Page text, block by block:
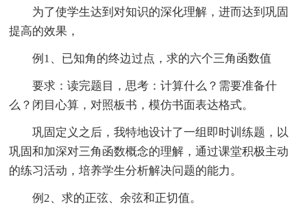
为了使学生达到对知识的深化理解，进而达到巩固
提高的效果，
例1、已知角的终边过点，求的六个三角函数值
要求：读完题目，思考：计算什么？需要准备什
么？闭目心算，对照板书，模仿书面表达格式。
巩固定义之后，我特地设计了一组即时训练题，以
巩固和加深对三角函数概念的理解，通过课堂积极主动
的练习活动，培养学生分析解决问题的能力。
例2、求的正弦、余弦和正切值。